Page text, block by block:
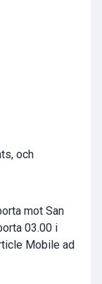
och
mot San
03.00 i
Mobile ad